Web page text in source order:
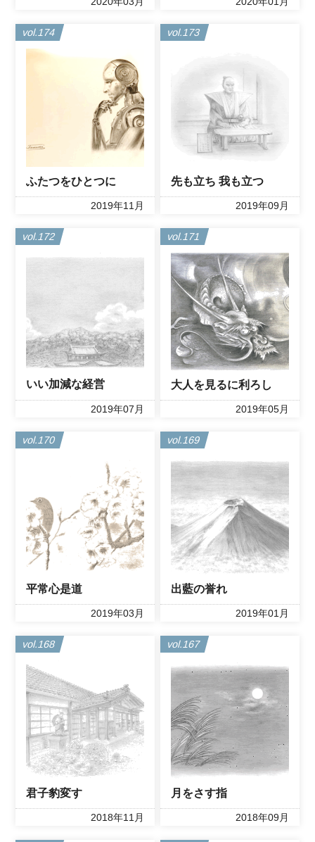
vol.174
ふたつをひとつに
2019年11月
vol.173
先も立ち 我も立つ
2019年09月
vol.172
いい加減な経営
2019年07月
vol.171
大人を見るに利ろし
2019年05月
vol.170
平常心是道
2019年03月
vol.169
出藍の誉れ
2019年01月
vol.168
君子豹変す
2018年11月
vol.167
月をさす指
2018年09月